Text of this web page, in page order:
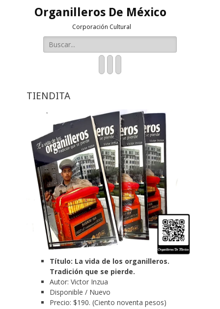
Organilleros De México
Corporación Cultural
Buscar:
TIENDITA
Título: La vida de los organilleros.
Tradición que se pierde.
Autor: Victor Inzua
Disponible / Nuevo
Precio: $190. (Ciento noventa pesos)